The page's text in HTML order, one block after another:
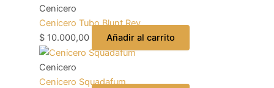
Cenicero
Cenicero Tubo Blunt Rey
$10.000,00 Añadir al carrito
Cenicero
Cenicero Squadafum